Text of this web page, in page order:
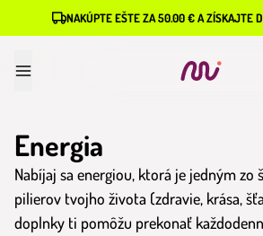
NAKÚPTE EŠTE ZA 50.00 € A ZÍSKAJTE
Energia
Nabíjaj sa energiou, ktorá je jedným zo
pilierov tvojho života (zdravie, krása,
doplnky ti pomôžu prekonať